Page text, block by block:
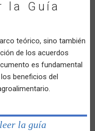
la Guía
teórico, sino también
de los acuerdos
es fundamental
beneficios del
la guía